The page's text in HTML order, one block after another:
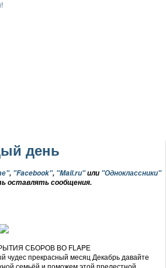
день
, "Facebook", "Mail.ru"или "Одноклассники"
оставлять сообщения.
СБОРОВ ВО FLAPЕ
чудес прекрасный месяц Декабрь давайте